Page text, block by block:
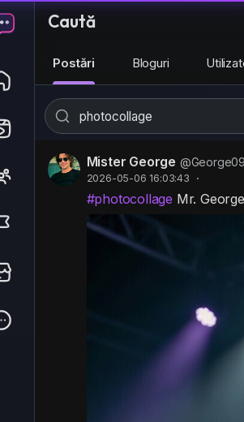
Caută
Postări Bloguri
Mister George
2026-05-06 16:03:43 ·
#photocollage Mr.